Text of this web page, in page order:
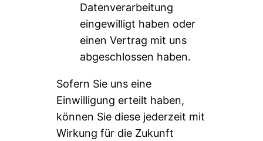
Datenverarbeitung
eingewilligt haben oder
einen Vertrag mit uns
abgeschlossen haben.
Sofern Sie uns eine
Einwilligung erteilt haben,
können Sie diese jederzeit mit
Wirkung für die Zukunft